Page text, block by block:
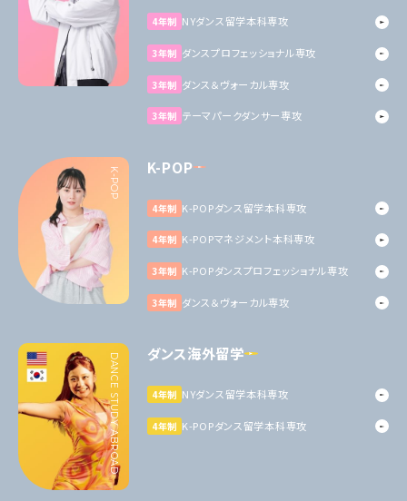
4年制 NYダンス留学本科専攻
3年制 ダンスプロフェッショナル専攻
3年制 ダンス＆ヴォーカル専攻
3年制 テーマパークダンサー専攻
K-POP K-POP
4年制 K-POPダンス留学本科専攻
4年制 K-POPマネジメント本科専攻
3年制 K-POPダンスプロフェッショナル専攻
3年制 ダンス＆ヴォーカル専攻
DANCE STUDY ABROAD ダンス海外留学
4年制 NYダンス留学本科専攻
4年制 K-POPダンス留学本科専攻